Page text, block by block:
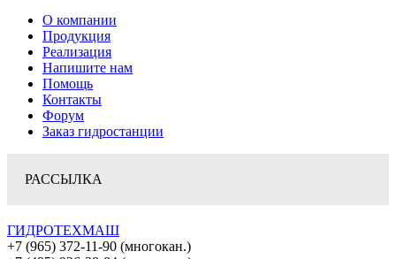
О компании
Продукция
Реализация
Напишите нам
Помощь
Контакты
Форум
Заказ гидростанции
РАССЫЛКА
ГИДРОТЕХМАШ
+7 (965) 372-11-90 (многокан.)